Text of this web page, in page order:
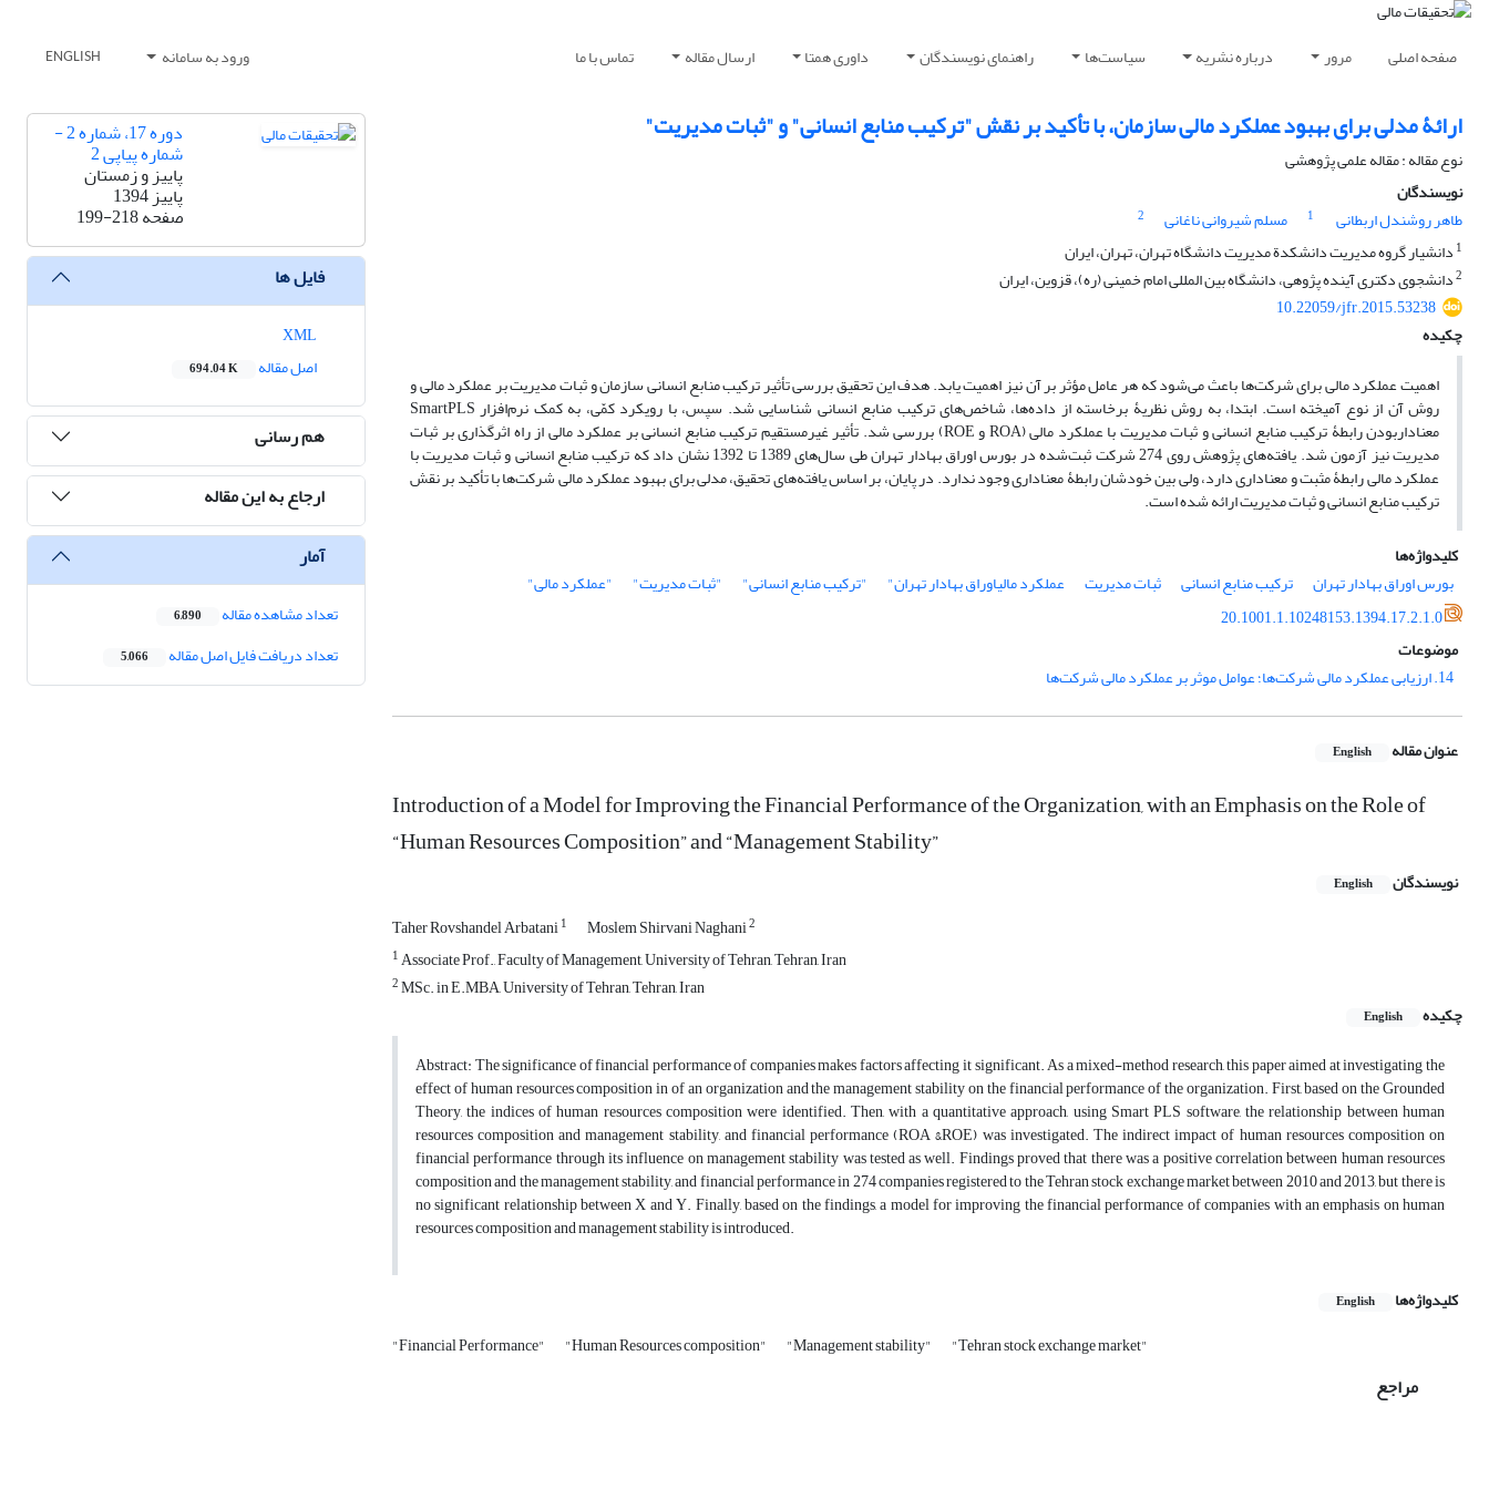
صفحه اصلی مرور درباره نشریه سیاست‌ها راهنمای نویسندگان داوری همتا ارسال مقاله تماس با ما ورود به سامانه ENGLISH
ارائۀ مدلی برای بهبود عملکرد مالی سازمان، با تأکید بر نقش "ترکیب منابع انسانی" و "ثبات مدیریت"
نوع مقاله : مقاله علمی پژوهشی
نویسندگان
طاهر روشندل اربطانی
1 مسلم شیروانی ناغانی
2
1 دانشیار گروه مدیریت دانشکدة مدیریت دانشگاه تهران، تهران، ایران
2دانشجوی دکتری آینده پژوهی، دانشگاه بین المللی امام خمینی (ره)، قزوین، ایران
10.22059/jfr.2015.53238
چکیده
اهمیت عملکرد مالی برای شرکت‌ها باعث می‌شود که هر عامل مؤثر بر آن نیز اهمیت یابد. هدف این تحقیق بررسی تأثیر ترکیب منابع انسانی سازمان و ثبات مدیریت بر عملکرد مالی و
روش آن از نوع آمیخته است. ابتدا، به روش نظریۀ برخاسته از داده‌ها، شاخص‌های ترکیب منابع انسانی شناسایی شد. سپس، با رویکرد کمّی، به کمک نرم‌افزار SmartPLS
معناداربودن رابطۀ ترکیب منابع انسانی و ثبات مدیریت با عملکرد مالی (ROA و ROE) بررسی شد. تأثیر غیرمستقیم ترکیب منابع انسانی بر عملکرد مالی از راه اثرگذاری بر ثبات
مدیریت نیز آزمون شد. یافته‌های پژوهش روی 274 شرکت ثبت‌شده در بورس اوراق بهادار تهران طی سال‌های 1389 تا 1392 نشان داد که ترکیب منابع انسانی و ثبات مدیریت با
عملکرد مالی رابطۀ مثبت و معناداری دارد، ولی بین خودشان رابطۀ معناداری وجود ندارد. در پایان، بر اساس یافته‌های تحقیق، مدلی برای بهبود عملکرد مالی شرکت‌ها با تأکید بر نقش
ترکیب منابع انسانی و ثبات مدیریت ارائه شده است.
کلیدواژه‌ها
بورس اوراق بهادار تهران
ترکیب منابع انسانی ثبات مدیریت عملکرد مالیاوراق بهادار تهران" "ترکیب منابع انسانی" "ثبات مدیریت"
"عملکرد مالی"
20.1001.1.10248153.1394.17.2.1.0
موضوعات
14. ارزیابی عملکرد مالی شرک‍ت‌ها؛ عوامل موثر بر عملکرد مالی شرکت‌ها
عنوان مقاله English
Introduction of a Model for Improving the Financial Performance of the Organization, with an Emphasis on the Role of
“Human Resources Composition” and “Management Stability”
نویسندگان English
Taher Rovshandel Arbatani1 Moslem Shirvani Naghani2
1Associate Prof., Faculty of Management, University of Tehran, Tehran, Iran
2MSc. in E.MBA, University of Tehran, Tehran, Iran
چکیده
English
Abstract: The significance of financial performance of companies makes factors affecting it significant. As a mixed-method research, this paper aimed at investigating the
effect of human resources composition in of an organization and the management stability on the financial performance of the organization. First, based on the Grounded
Theory, the indices of human resources composition were identified. Then, with a quantitative approach, using Smart PLS software, the relationship between human
resources composition and management stability, and financial performance (ROA &ROE) was investigated. The indirect impact of human resources composition on
financial performance through its influence on management stability was tested as well. Findings proved that there was a positive correlation between human resources
composition and the management stability, and financial performance in 274 companies registered to the Tehran stock exchange market between 2010 and 2013, but there is
no significant relationship between X and Y. Finally, based on the findings, a model for improving the financial performance of companies with an emphasis on human
resources composition and management stability is introduced.
کلیدواژه‌ها English
"Financial Performance" "Human Resources composition" "Management stability" "Tehran stock exchange market"
مراجع
دوره 17، شماره 2 -
شماره پیاپی 2
پاییز و زمستان
پاییز 1394
صفحه199-218
فایل ها
اصل مقاله
694.04 K
هم رسانی
ارجاع به این مقاله
آمار
تعداد مشاهده مقاله 6,890
تعداد دریافت فایل اصل مقاله 5,066